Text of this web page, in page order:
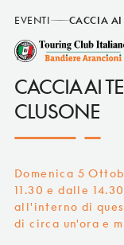
EVENTI CACCIA AI
CACCIA AI
CLUSONE
Domenica 5
11.30 e dalle
all'interno di
di circa un'ora e